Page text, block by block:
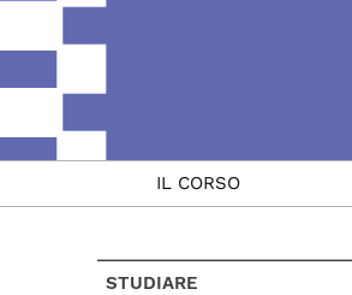
IL CORSO
STUDIARE